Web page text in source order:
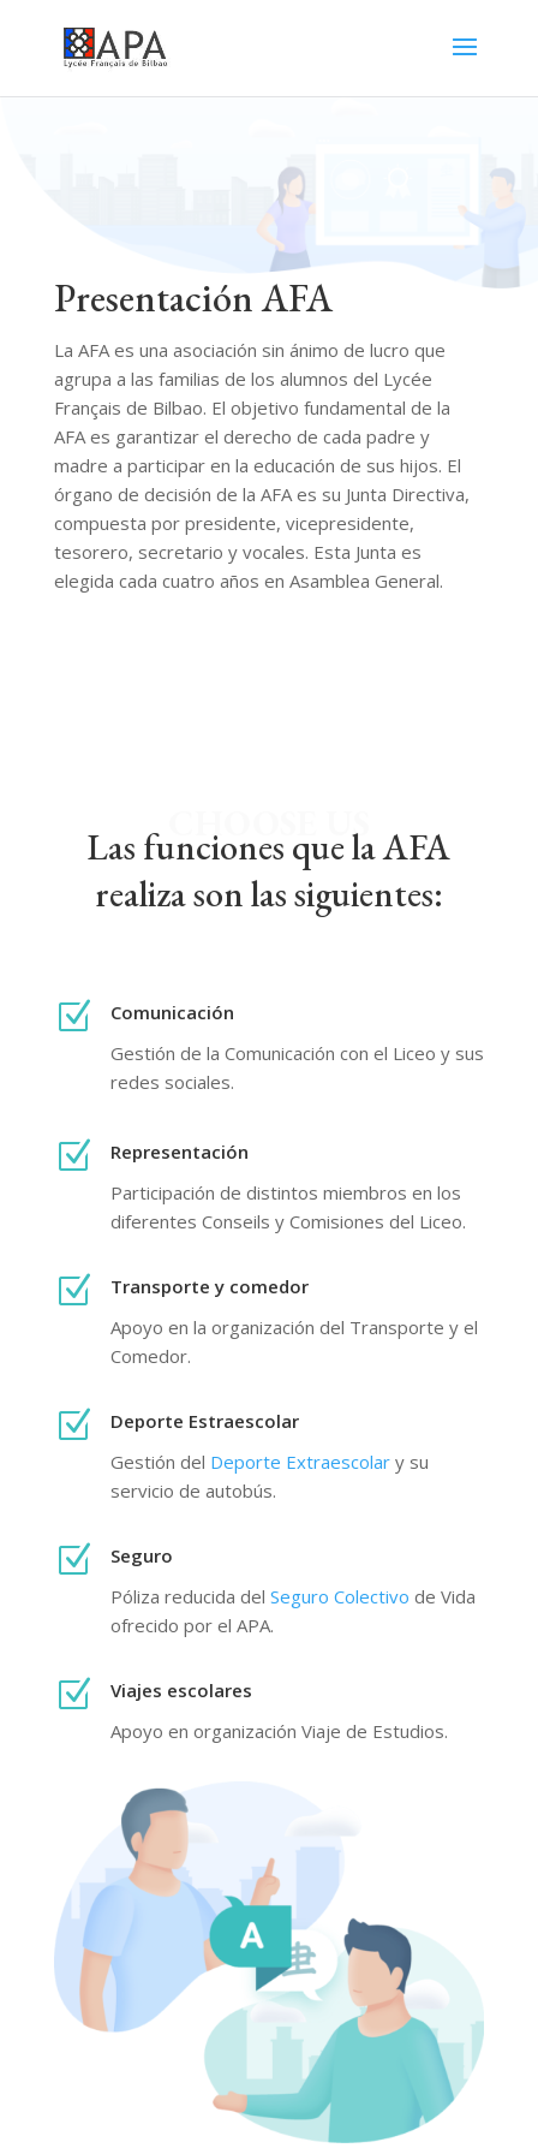
Presentación AFA
La AFA es una asociación sin ánimo de lucro que
agrupa a las familias de los alumnos del Lycée
Français de Bilbao. El objetivo fundamental de la
AFA es garantizar el derecho de cada padre y
madre a participar en la educación de sus hijos. El
órgano de decisión de la AFA es su Junta Directiva,
compuesta por presidente, vicepresidente,
tesorero, secretario y vocales. Esta Junta es
elegida cada cuatro años en Asamblea General.
CHOOSE US
Las funciones que la AFA
realiza son las siguientes:
Z
Comunicación
Gestión de la Comunicación con el Liceo y sus
redes sociales.
Z
Representación
Participación de distintos miembros en los
diferentes Conseils y Comisiones del Liceo.
Z
Transporte y comedor
Apoyo en la organización del Transporte y el
Comedor.
Z
Deporte Estraescolar
Gestión del Deporte Extraescolary su
servicio de autobús.
Z
Seguro
Póliza reducida del Seguro Colectivo de Vida
ofrecido por el APA.
Z
Viajes escolares
Apoyo en organización Viaje de Estudios.